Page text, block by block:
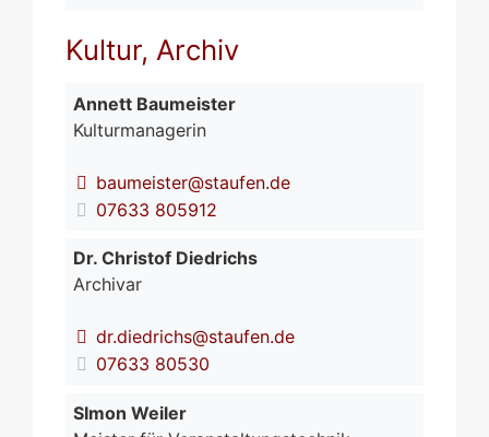
Kultur, Archiv
Annett Baumeister
Kulturmanagerin
baumeister@staufen.de
07633 805912
Dr. Christof Diedrichs
Archivar
dr.diedrichs@staufen.de
07633 80530
SImon Weiler